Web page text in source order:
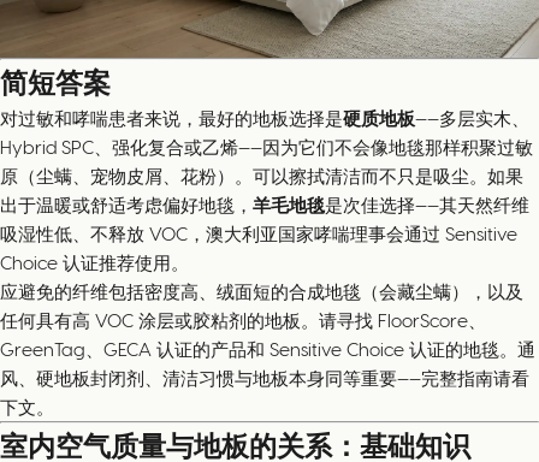
简短答案
对过敏和哮喘患者来说，最好的地板选择是硬质地板——多层实木、
Hybrid SPC、强化复合或乙烯——因为它们不会像地毯那样积聚过敏
原（尘螨、宠物皮屑、花粉）。可以擦拭清洁而不只是吸尘。如果
出于温暖或舒适考虑偏好地毯， 羊毛地毯是次佳选择——其天然纤维
吸湿性低、不释放 VOC，澳大利亚国家哮喘理事会通过 Sensitive
Choice 认证推荐使用。
应避免的纤维包括密度高、绒面短的合成地毯（会藏尘螨），以及
任何具有高 VOC 涂层或胶粘剂的地板。请寻找 FloorScore、
GreenTag、GECA 认证的产品和 Sensitive Choice 认证的地毯。通
风、硬地板封闭剂、清洁习惯与地板本身同等重要——完整指南请看
下文。
室内空气质量与地板的关系：基础知识